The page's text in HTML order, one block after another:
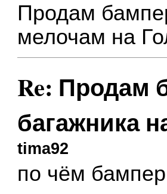
Продам
мелочам на
Re: Продам
багажника
tima92
по чём